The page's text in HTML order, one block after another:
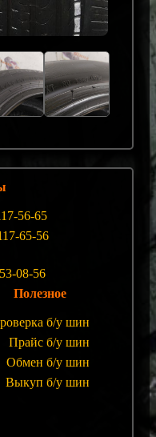
56-65
65-56
08-56
Полезное
б/у шин
Прайс б/у шин
Обмен б/у шин
Выкуп б/у шин